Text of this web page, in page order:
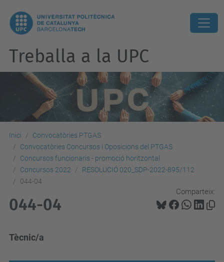
Treballa a la UPC
Inici
Convocatòries PTGAS
Convocatòries Concursos i Oposicions del PTGAS
Concursos funcionaris - promoció horitzontal
Concursos 2022
RESOLUCIÓ 020_SDP-2022-895/112
044-04
Comparteix:
044-04
Tècnic/a